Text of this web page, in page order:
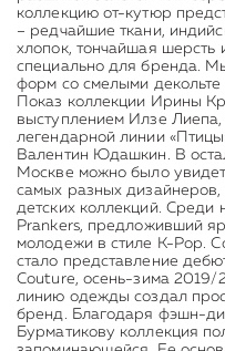
коллекцию от-кутюр
– редчайшие ткани,
хлопок, тончайшая
специально для бренда.
форм со смелыми
Показ коллекции Ирины
выступлением Илзе
легендарной линии
Валентин Юдашкин. В
Москве можно было
самых разных дизайнеров,
детских коллекций. Среди
Prankers, предложивший
молодежи в стиле K-Pop.
стало представление
Couture, осень-зима 2019/
линию одежды создал
бренд. Благодаря фэшн-
Бурматикову коллекция